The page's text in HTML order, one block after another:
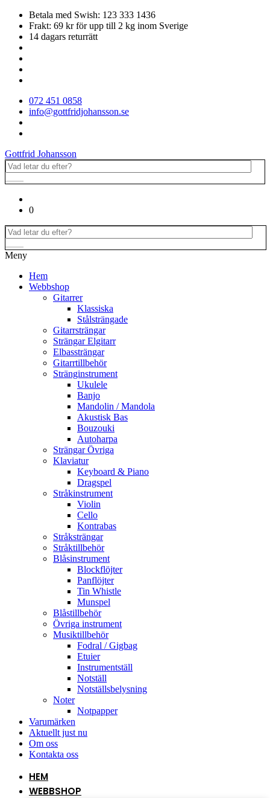
Betala med Swish: 123 333 1436
Frakt: 69 kr för upp till 2 kg inom Sverige
14 dagars returrätt
072 451 0858
info@gottfridjohansson.se
Gottfrid Johansson
0
Meny
Hem
Webbshop
Gitarrer
Klassiska
Stålsträngade
Gitarrsträngar
Strängar Elgitarr
Elbassträngar
Gitarrtillbehör
Stränginstrument
Ukulele
Banjo
Mandolin / Mandola
Akustisk Bas
Bouzouki
Autoharpa
Strängar Övriga
Klaviatur
Keyboard & Piano
Dragspel
Stråkinstrument
Violin
Cello
Kontrabas
Stråksträngar
Stråktillbehör
Blåsinstrument
Blockflöjter
Panflöjter
Tin Whistle
Munspel
Blåstillbehör
Övriga instrument
Musiktillbehör
Fodral / Gigbag
Etuier
Instrumentställ
Notställ
Notställsbelysning
Noter
Notpapper
Varumärken
Aktuellt just nu
Om oss
Kontakta oss
HEM
WEBBSHOP